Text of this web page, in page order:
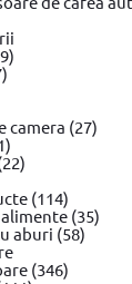
camera (27)
(114)
(35)
aburi (58)
(346)